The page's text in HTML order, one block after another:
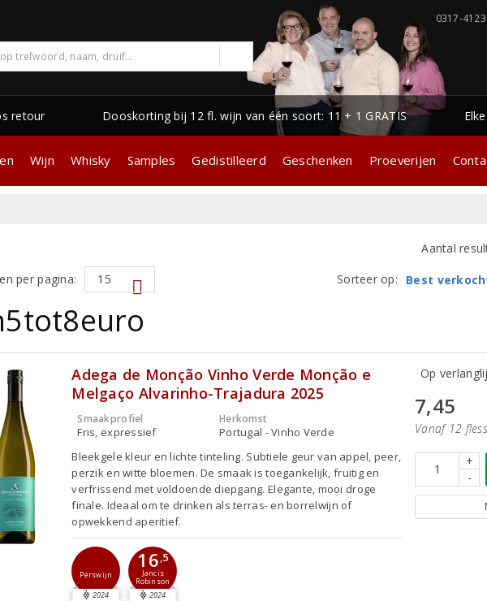
0317-
retour Dooskorting bij 12 fl. wijn van één soort: 11 + 1 GRATIS
Wijn Whisky Samples Gedistilleerd Geschenken Proeverijen
Aantal
per pagina:
Sorteer op: Best
Adega de Monção Vinho Verde Monção e
Melgaço Alvarinho-Trajadura 2025
Smaakprofiel
Fris, expressief
Herkomst
Portugal - Vinho Verde
Bleekgele kleur en lichte tinteling. Subtiele geur van appel, peer,
perzik en witte bloemen. De smaak is toegankelijk, fruitig en
verfrissend met voldoende diepgang. Elegante, mooi droge
finale. Ideaal om te drinken als terras- en borrelwijn of
opwekkend aperitief.
Perswijn
2024
16,5
Jancis
Robinson
2024
Op
7,45
Vanaf 12
+
-